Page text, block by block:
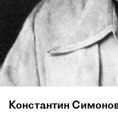
Константин